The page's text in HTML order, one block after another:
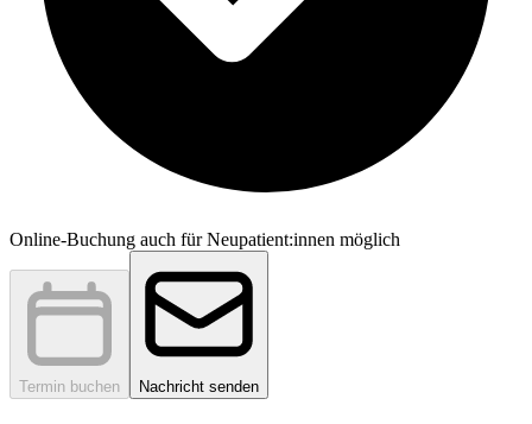
Online-Buchung auch für Neupatient:innen möglich
Termin buchen Nachricht senden